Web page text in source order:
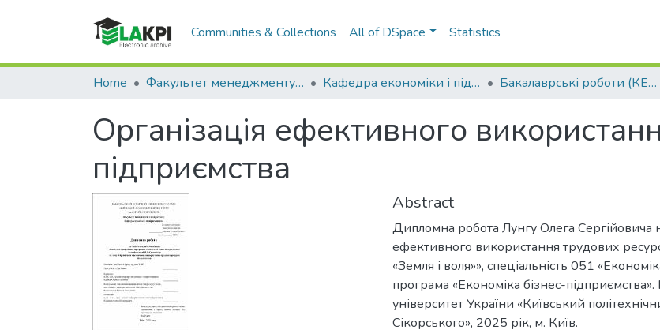
Communities & Collections All of DSpace Statistics
Home Факультет менеджменту та маркетингу (ФММ) Кафедра економіки і підприємництва (КЕП) Бакалаврські роботи (КЕП)
Організація ефективного
підприємства
Abstract
Дипломна робота Лунгу Олега Сергійовича
ефективного використання трудових
«Земля і воля»», спеціальність 051
програма «Економіка бізнес-
університет України «Київський
Сікорського», 2025 рік, м. Київ.